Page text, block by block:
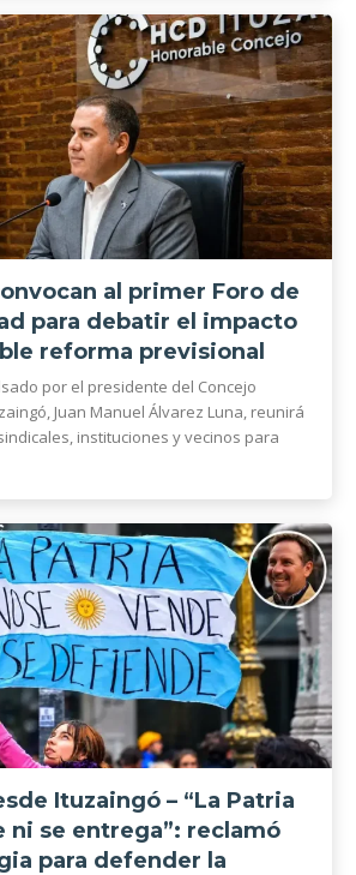
al primer Foro de
para debatir el impacto
reforma previsional
por el presidente del Concejo
Juan Manuel Álvarez Luna, reunirá
instituciones y vecinos para
Ituzaingó – “La Patria
ni se entrega”: reclamó
para defender la